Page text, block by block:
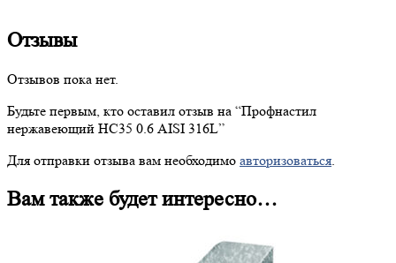
Отзывы
Отзывов пока нет.
Будьте первым, кто оставил отзыв на “Профнастил
нержавеющий НС35 0.6 AISI 316L”
Для отправки отзыва вам необходимо авторизоваться
Вам также будет интересно…